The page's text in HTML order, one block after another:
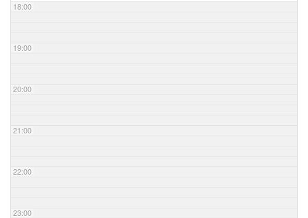
18:00
19:00
20:00
21:00
22:00
23:00